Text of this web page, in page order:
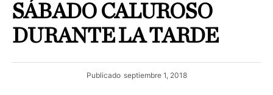
SÁBADO CALUROSO
DURANTE LA TARDE
Publicado septiembre 1, 2018